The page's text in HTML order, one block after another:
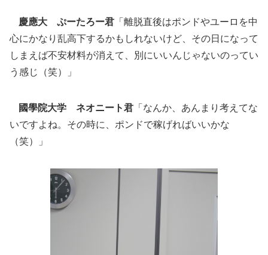
慶應大 ぷーたろー君 「離脱直後はポンドやユーロを中
心にかなり乱高下するかもしれないけど、その日になって
しまえば不安材料が消えて、別にいいんじゃないのってい
う感じ（笑）」
國學院大学 ネオニート君 「なんか、あんまり考えてな
いですよね。その時に、ポンドで稼げればいいかな
（笑）」